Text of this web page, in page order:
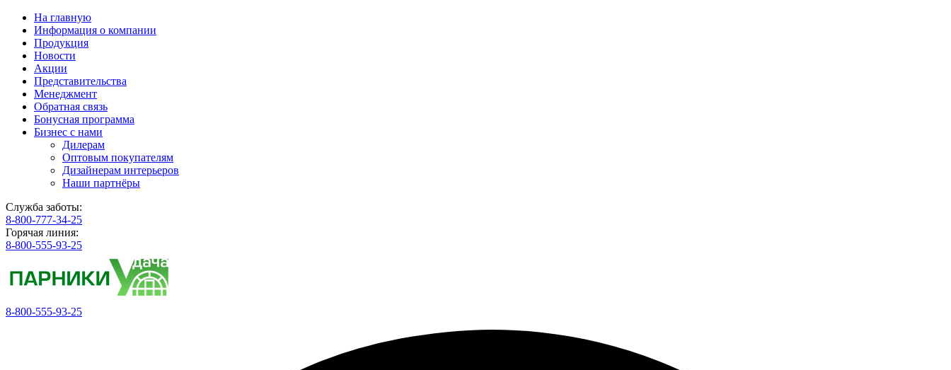
На главную
Информация о компании
Продукция
Новости
Акции
Представительства
Менеджмент
Обратная связь
Бонусная программа
Бизнес с нами
Дилерам
Оптовым покупателям
Дизайнерам интерьеров
Наши партнёры
Служба заботы:
8-800-777-34-25
Горячая линия:
8-800-555-93-25
8-800-555-93-25